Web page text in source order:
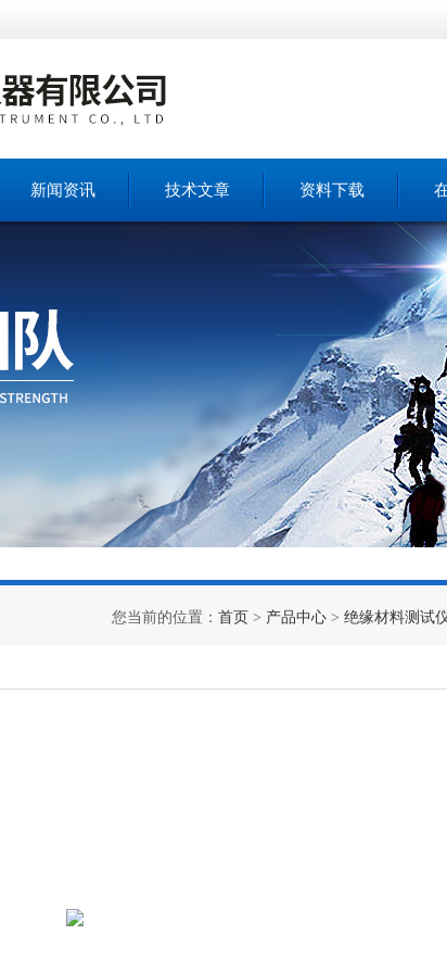
新闻资讯 技术文章 资料下载
您当前的位置： 首页 > 产品中心 > 绝缘材料测试